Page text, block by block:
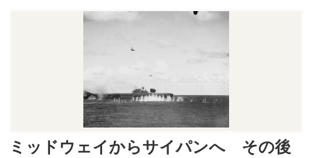
ミッドウェイからサイパンへ その後